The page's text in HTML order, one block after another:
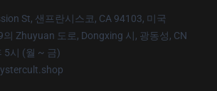
St, 샌프란시스코, CA 94103, 미국
의 Zhuyuan 도로, Dongxing 시, 광동성, CN
5시 (월 ~ 금)